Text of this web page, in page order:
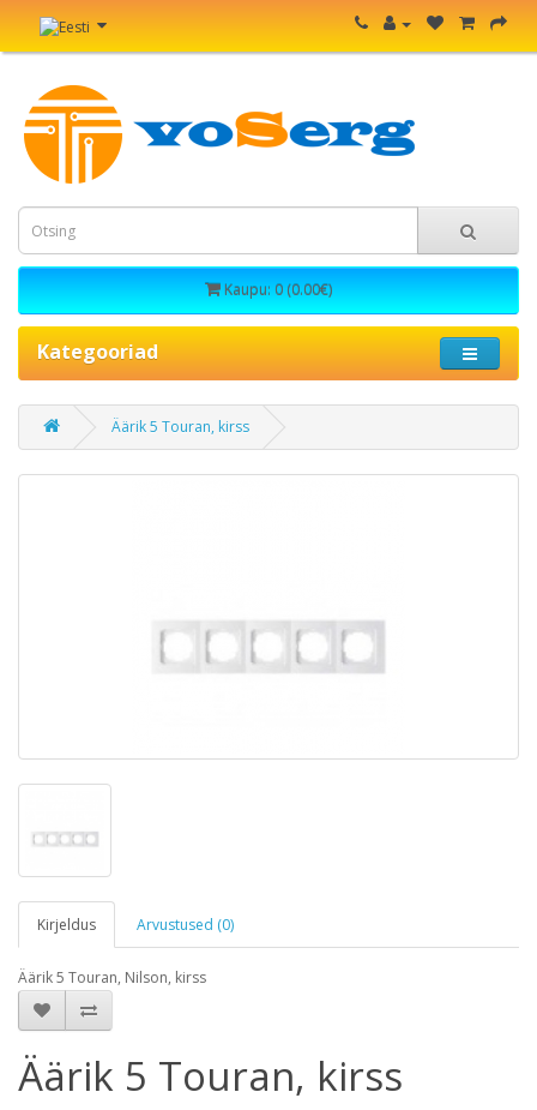
Kaupu: 0 (0.00€)
Kategooriad
Äärik 5 Touran, kirss
Kirjeldus Arvustused (0)
Äärik 5 Touran, Nilson, kirss
Äärik 5 Touran, kirss